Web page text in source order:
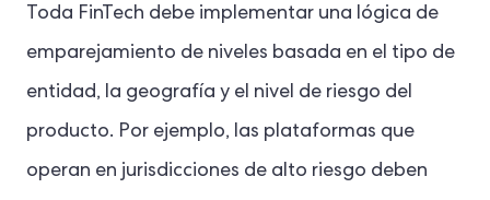
Toda FinTech debe implementar una lógica de
emparejamiento de niveles basada en el tipo de
entidad, la geografía y el nivel de riesgo del
producto. Por ejemplo, las plataformas que
operan en jurisdicciones de alto riesgo deben